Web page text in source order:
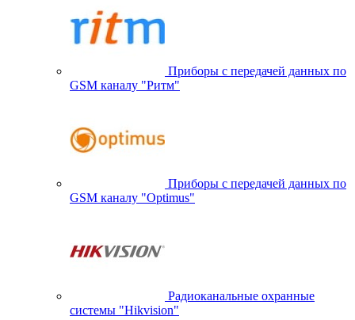
Приборы с передачей данных по
GSM каналу "Ритм"
Приборы с передачей данных по
GSM каналу "Optimus"
Радиоканальные охранные
системы "Hikvision"